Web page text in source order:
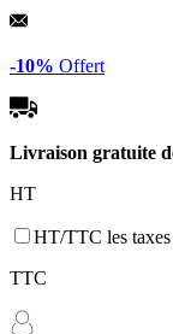
Panneau de gestion des
-10% Offert
Livraison gratuite
HT
HT/TTC les taxes
TTC